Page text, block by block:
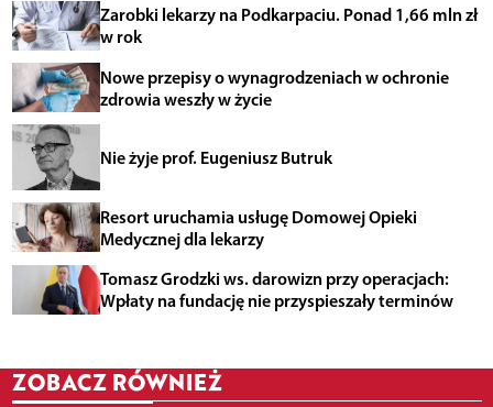
Zarobki lekarzy na Podkarpaciu. Ponad 1,66 mln zł
w rok
Nowe przepisy o wynagrodzeniach w ochronie
zdrowia weszły w życie
Nie żyje prof. Eugeniusz Butruk
Resort uruchamia usługę Domowej Opieki
Medycznej dla lekarzy
Tomasz Grodzki ws. darowizn przy operacjach:
Wpłaty na fundację nie przyspieszały terminów
ZOBACZ RÓWNIEŻ